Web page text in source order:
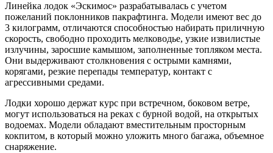
Линейка лодок «Эскимос» разрабатывалась с учетом
пожеланий поклонников пакрафтинга. Модели имеют вес до
3 килограмм, отличаются способностью набирать приличную
скорость, свободно проходить мелководье, узкие извилистые
излучины, заросшие камышом, заполненные топляком места.
Они выдерживают столкновения с острыми камнями,
корягами, резкие перепады температур, контакт с
агрессивными средами.
Лодки хорошо держат курс при встречном, боковом ветре,
могут использоваться на реках с бурной водой, на открытых
водоемах. Модели обладают вместительным просторным
кокпитом, в который можно уложить много багажа, объемное
снаряжение.